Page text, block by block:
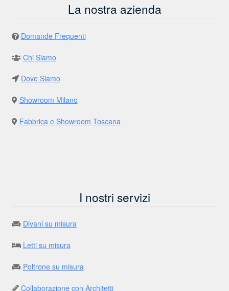
La nostra azienda
Domande Frequenti
Chi Siamo
Dove Siamo
Showroom Milano
Fabbrica e Showroom Toscana
I nostri servizi
Divani su misura
Letti su misura
Poltrone su misura
Collaborazione con Architetti